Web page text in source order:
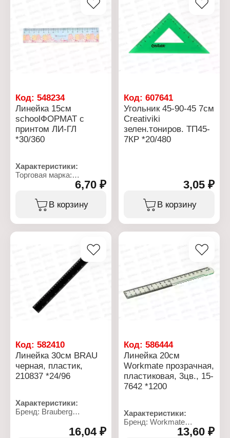
цвета (без возможности
выбора). Упакована в
Артикул: 210291
Тип товара: Линейка
Дизайн: "Crystal"
Цвет: ассорти
Длина: 30 см
Материал: пластиковая
Коллекция: "Neon Solid"
Цвет: ассорти
Длина: 15 см
Материал: пластиковая
Код: 548234
Линейка 15см
schoolФОРМАТ с
принтом ЛИ-ГЛ
*30/360
Характеристики:
Торговая марка:
Тип товара: Линейка
Дизайн: в ассортименте
6,70 ₽
В корзину
Код:607641
Угольник 45-90-45 7см
Creativiki
зелен.тониров. ТП45-
7КР *20/480
3,05 ₽
В корзину
Код: 582410
Линейка 30см BRAU
черная, пластик,
210837 *24/96
Характеристики:
Бренд: Brauberg
Тип товара: Линейка16,04 ₽
Код:586444
Линейка 20см
Workmate прозрачная,
пластиковая, 3цв., 15-
7642 *1200
Характеристики:
Бренд: Workmate
Артикул: 15-764213,60 ₽